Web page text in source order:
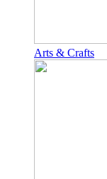
Arts & Crafts